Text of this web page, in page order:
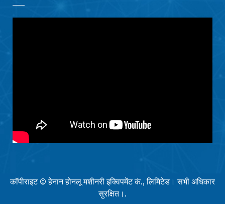
कॉपीराइट © हेनान होनलू मशीनरी इक्विपमेंट कं., लिमिटेड। सभी अधिकार
सुरक्षित।.
Slovenščina